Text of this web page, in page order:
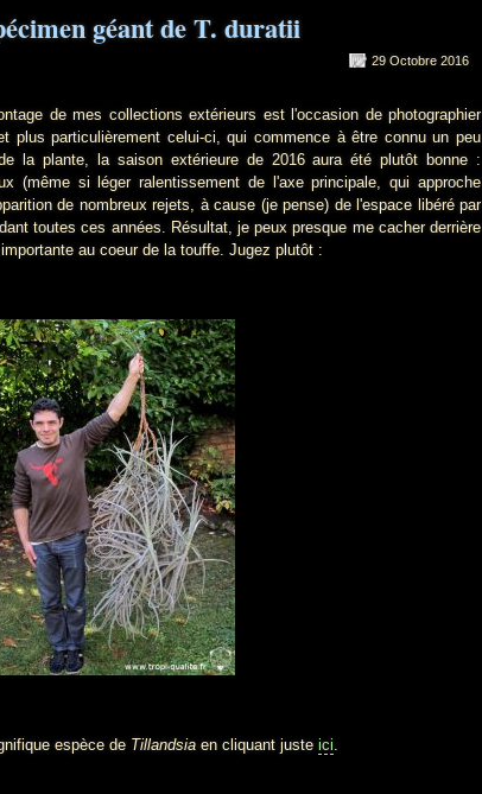
géant de T. duratii
29 Octobre 2016
de mes collections extérieurs est l'occasion de photographier
plus particulièrement celui-ci, qui commence à être connu un peu
la plante, la saison extérieure de 2016 aura été plutôt bonne :
(même si léger ralentissement de l'axe principale, qui approche
de nombreux rejets, à cause (je pense) de l'espace libéré par
toutes ces années. Résultat, je peux presque me cacher derrière
au coeur de la touffe. Jugez plutôt :
espèce de Tillandsia en cliquant juste ici.